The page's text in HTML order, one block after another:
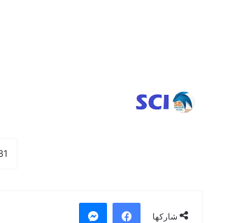
شاركها
فيسبوك ماسنجر